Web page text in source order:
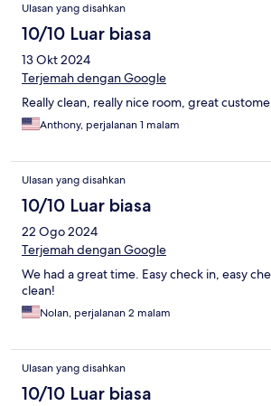
Ulasan yang disahkan
10/10 Luar biasa
13 Okt 2024
Terjemah dengan Google
Really clean, really nice room, great
Anthony, perjalanan 1 malam
Ulasan yang disahkan
10/10 Luar biasa
22 Ogo 2024
Terjemah dengan Google
We had a great time. Easy check in, easy
clean!
Nolan, perjalanan 2 malam
Ulasan yang disahkan
10/10 Luar biasa